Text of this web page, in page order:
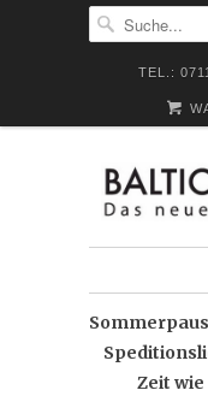
TEL.:
Zeit